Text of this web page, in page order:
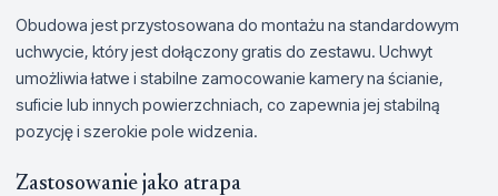
Obudowa jest przystosowana do montażu na standardowym
uchwycie, który jest dołączony gratis do zestawu. Uchwyt
umożliwia łatwe i stabilne zamocowanie kamery na ścianie,
suficie lub innych powierzchniach, co zapewnia jej stabilną
pozycję i szerokie pole widzenia.
Zastosowanie jako atrapa